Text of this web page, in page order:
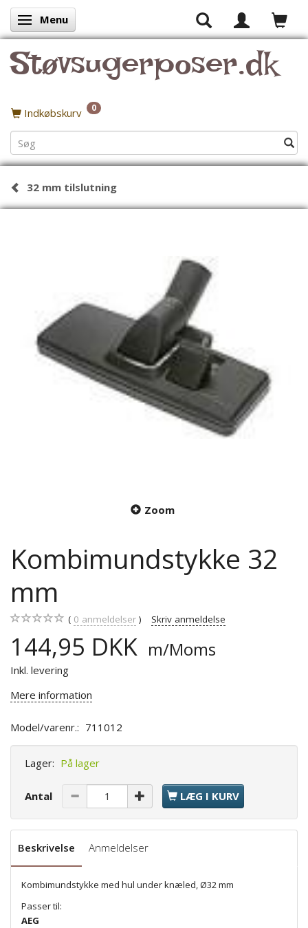
Skifte navigation
Menu
Støvsugerposer.dk
Indkøbskurv 0
32 mm tilslutning
Zoom
Kombimundstykke 32
mm
0 anmeldelser Skriv anmeldelse
144,95 DKK m/Moms
Inkl. levering
Mere information
Model/varenr.: 711012
Lager: På lager
Antal LÆG I KURV
Beskrivelse Anmeldelser
Kombimundstykke med hul under knæled, Ø32 mm
Passer til:
AEG